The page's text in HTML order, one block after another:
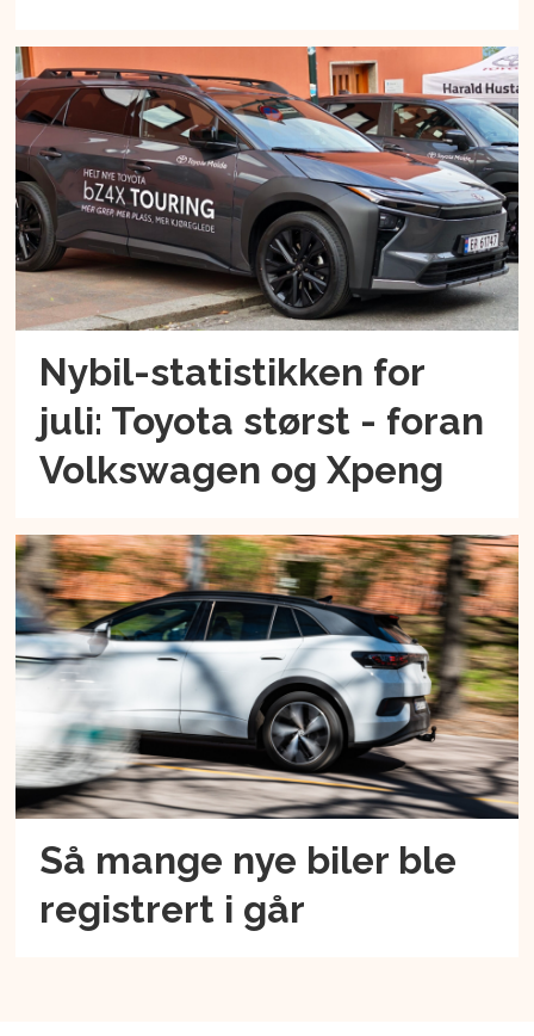
Nybil-statistikken for
juli: Toyota størst - foran
Volkswagen og Xpeng
Så mange nye biler ble
registrert i går